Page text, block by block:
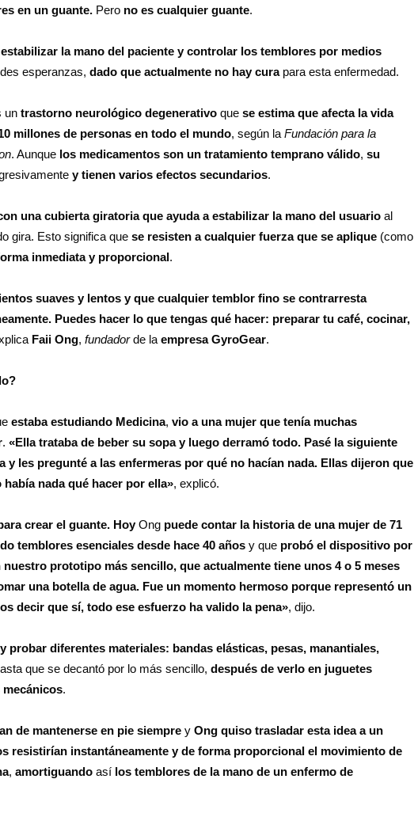
en un guante. Pero no es cualquier guante.
estabilizar la mano del paciente y controlar los temblores por medios
esperanzas, dado que actualmente no hay curapara esta enfermedad.
un trastorno neurológico degenerativo que se estima que afecta la vida
millones de personas en todo el mundo, según la Fundación para la
. Aunque los medicamentos son un tratamiento temprano válido, su
y tienen varios efectos secundarios.
una cubierta giratoria que ayuda a estabilizar la mano del usuario al
gira. Esto significa que se resisten a cualquier fuerza que se aplique (como
inmediata y proporcional.
suaves y lentos y que cualquier temblor fino se contrarresta
Puedes hacer lo que tengas qué hacer: preparar tu café, cocinar,
Faii Ong, fundador de la empresa GyroGear.
estaba estudiando Medicina, vio a una mujer que tenía muchas
. «Ella trataba de beber su sopa y luego derramó todo. Pasé la siguiente
y les pregunté a las enfermeras por qué no hacían nada. Ellas dijeron que
nada qué hacer por ella», explicó.
crear el guante. HoyOng puede contar la historia de una mujer de 71
temblores esenciales desde hace 40 años y que probó el dispositivo por
nuestro prototipo más sencillo, que actualmente tiene unos 4 o 5 meses
una botella de agua. Fue un momento hermoso porque representó un
decir que sí, todo ese esfuerzo ha valido la pena», dijo.
probar diferentes materiales: bandas elásticas, pesas, manantiales,
que se decantó por lo más sencillo, después de verlo en juguetes
.
de mantenerse en pie siempre y Ong quiso trasladar esta idea a un
resistirían instantáneamente y de forma proporcional el movimiento de
, amortiguando así los temblores de la mano de un enfermo de